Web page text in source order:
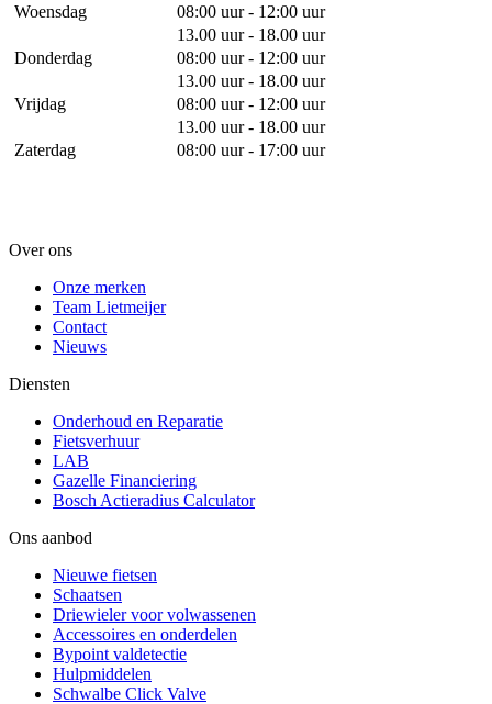
Woensdag
08:00 uur - 12:00 uur
13.00 uur - 18.00 uur
Donderdag
08:00 uur - 12:00 uur
13.00 uur - 18.00 uur
Vrijdag
08:00 uur - 12:00 uur
13.00 uur - 18.00 uur
Zaterdag
08:00 uur - 17:00 uur
Over ons
Onze merken
Team Lietmeijer
Contact
Nieuws
Diensten
Onderhoud en Reparatie
Fietsverhuur
LAB
Gazelle Financiering
Bosch Actieradius Calculator
Ons aanbod
Nieuwe fietsen
Schaatsen
Driewieler voor volwassenen
Accessoires en onderdelen
Bypoint valdetectie
Hulpmiddelen
Schwalbe Click Valve